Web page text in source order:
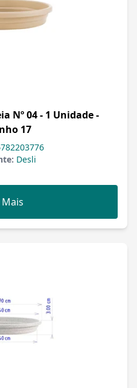
Nº 04 - 1 Unidade -
17
Desli